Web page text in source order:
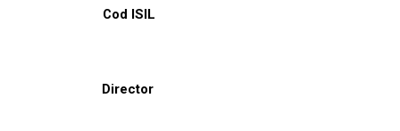
Cod ISIL
Director